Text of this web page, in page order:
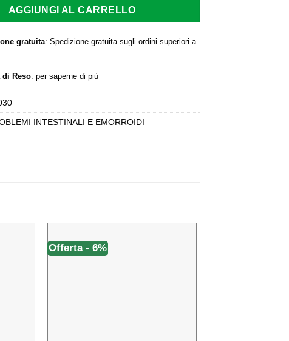
AGGIUNGI AL CARRELLO
gratuita: Spedizione gratuita sugli ordini superiori a
di Reso: per saperne di più
INTESTINALI E EMORROIDI
Offerta - 6%